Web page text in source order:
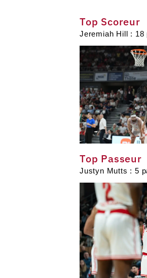
Top Scoreur
Jeremiah Hill : 18
Top Passeur
Justyn Mutts : 5